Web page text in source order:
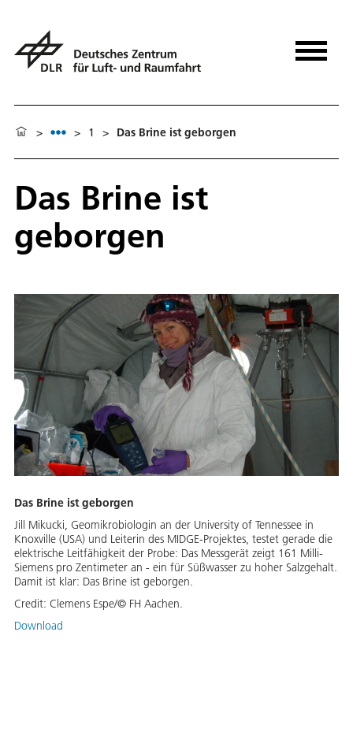
> > 1 > Das Brine ist geborgen
Das Brine ist
geborgen
Das Brine ist geborgen
Jill Mikucki, Geomikrobiologin an der University of Tennessee in
Knoxville (USA) und Leiterin des MIDGE-Projektes, testet gerade die
elektrische Leitfähigkeit der Probe: Das Messgerät zeigt 161 Milli-
Siemens pro Zentimeter an - ein für Süßwasser zu hoher Salzgehalt.
Damit ist klar: Das Brine ist geborgen.
Credit: Clemens Espe/© FH Aachen.
Download